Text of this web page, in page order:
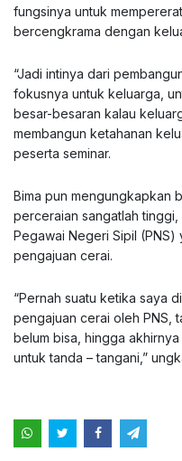
fungsinya untuk
bercengkrama dengan
“Jadi intinya dari
fokusnya untuk keluarga,
besar-besaran kalau
membangun ketahanan
peserta seminar.
Bima pun mengungkapkan
perceraian sangatlah
Pegawai Negeri Sipil (PNS)
pengajuan cerai.
“Pernah suatu ketika saya
pengajuan cerai oleh PNS,
belum bisa, hingga
untuk tanda – tangani,”